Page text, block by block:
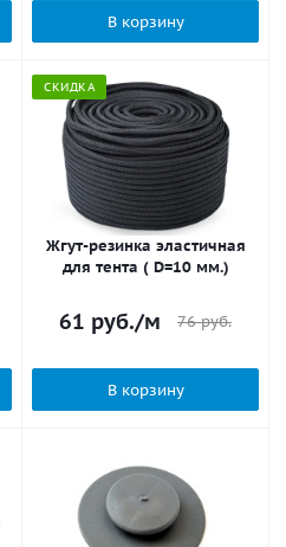
В корзину
СКИДКА
Жгут-резинка эластичная
для тента ( D=10 мм.)
61 руб./м 76руб.
В корзину